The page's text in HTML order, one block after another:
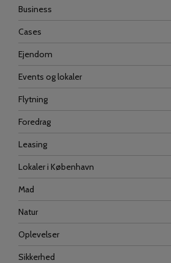
Business
Cases
Ejendom
Events og lokaler
Flytning
Foredrag
Leasing
Lokaler i København
Mad
Natur
Oplevelser
Sikkerhed